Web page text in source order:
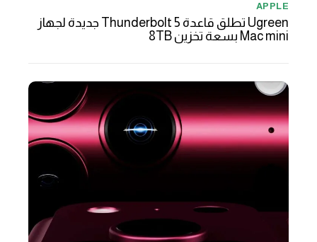
APPLE
Ugreen تطلق قاعدة Thunderbolt 5 جديدة لجهاز
Mac mini بسعة تخزين 8TB